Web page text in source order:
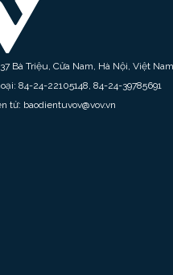
Bà Triệu, Cửa Nam, Hà Nội, Việt Nam
84-24-22105148, 84-24-39785691
tử: baodientuvov@vov.vn